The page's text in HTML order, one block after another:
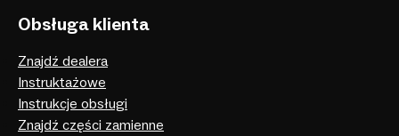
Obsługa klienta
Znajdź dealera
Instruktażowe
Instrukcje obsługi
Znajdź części zamienne